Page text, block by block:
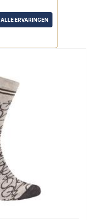
ALLE ERVARINGEN